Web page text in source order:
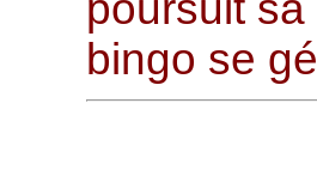
bingo se